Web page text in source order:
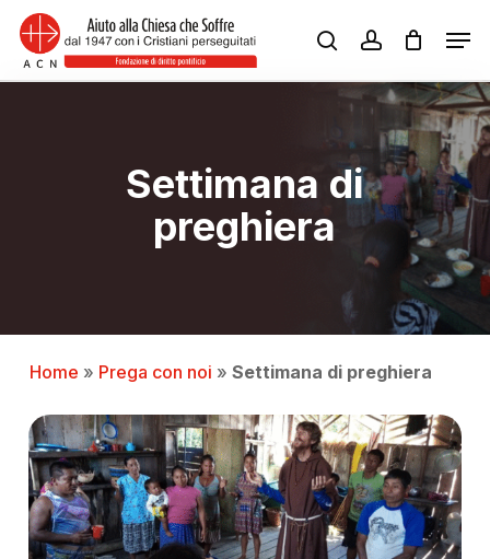
Skip
main
searchaccount
Settimana di
preghiera
Home » Prega con noi » Settimana di preghiera
Menu